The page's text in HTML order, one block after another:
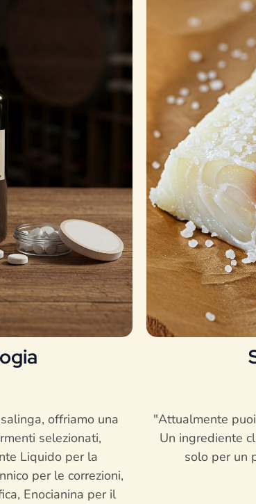
offriamo una
selezionati,
Liquido per la
per le correzioni,
Enocianina per il
"Attualmente
Un ingrediente
solo per un